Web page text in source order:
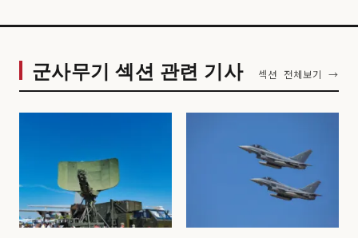
군사무기 섹션 관련 기사 섹션 전체보기 →